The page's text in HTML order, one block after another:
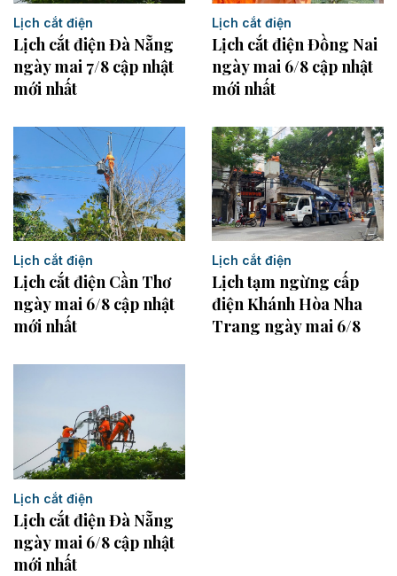
Lịch cắt điện
Lịch cắt điện Đà Nẵng
ngày mai 7/8 cập nhật
mới nhất
Lịch cắt điện
Lịch cắt điện Đồng Nai
ngày mai 6/8 cập nhật
mới nhất
Lịch cắt điện
Lịch cắt điện Cần Thơ
ngày mai 6/8 cập nhật
mới nhất
Lịch cắt điện
Lịch tạm ngừng cấp
điện Khánh Hòa Nha
Trang ngày mai 6/8
Lịch cắt điện
Lịch cắt điện Đà Nẵng
ngày mai 6/8 cập nhật
mới nhất